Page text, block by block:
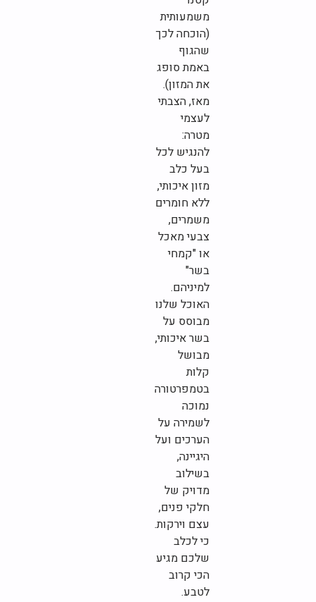
משמעותית
(הוכחה לכך
שהגוף
באמת סופג
את המזון).
מאז, הצבתי
לעצמי
מטרה:
להנגיש לכל
בעל כלב
מזון איכותי,
ללא חומרים
משמרים,
צבעי מאכל
או "קמחי
בשר"
למיניהם.
האוכל שלנו
מבוסס על
בשר איכותי,
מבושל
קלות
בטמפרטורה
נמוכה
לשמירה על
הערכים ועל
היגיינה,
בשילוב
מדויק של
חלקי פנים,
עצם וירקות.
כי לכלב
שלכם מגיע
הכי קרוב
לטבע.